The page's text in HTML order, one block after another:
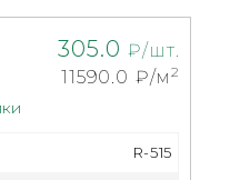
305.0 ₽/шт.
11590.0 ₽/м2
R-515